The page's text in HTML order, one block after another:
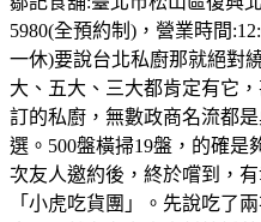
5980(全預約制)，營業時間
一休)要說台北私廚那就絕對
大、五大、三大都肯定有它
訂的私廚，無數政商名流都
選。500盤橫掃19盤，的確是
次友人邀約後，終於嚐到，
「小虎吃貨團」。先說吃了